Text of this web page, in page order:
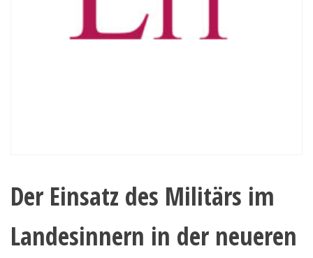
Der Einsatz des Militärs im
Landesinnern in der neueren